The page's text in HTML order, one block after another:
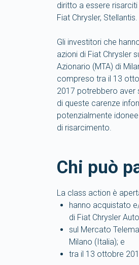
diritto a essere
Fiat Chrysler, Stellantis.
Gli investitori che
azioni di Fiat Chrysler
Azionario (MTA) di
compreso tra il 13
2017 potrebbero aver
di queste carenze
potenzialmente
di risarcimento.
Chi può
La class action è
hanno acquistato
di Fiat Chrysler
sul Mercato
Milano (Italia); e
tra il 13 ottobre